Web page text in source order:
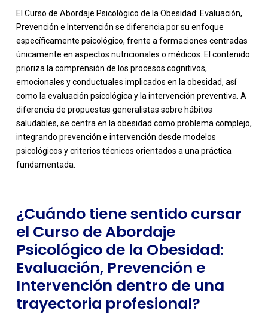
El Curso de Abordaje Psicológico de la Obesidad: Evaluación,
Prevención e Intervención se diferencia por su enfoque
específicamente psicológico, frente a formaciones centradas
únicamente en aspectos nutricionales o médicos. El contenido
prioriza la comprensión de los procesos cognitivos,
emocionales y conductuales implicados en la obesidad, así
como la evaluación psicológica y la intervención preventiva. A
diferencia de propuestas generalistas sobre hábitos
saludables, se centra en la obesidad como problema complejo,
integrando prevención e intervención desde modelos
psicológicos y criterios técnicos orientados a una práctica
fundamentada.
-
¿Cuándo tiene sentido cursar
el Curso de Abordaje
Psicológico de la Obesidad:
Evaluación, Prevención e
Intervención dentro de una
trayectoria profesional?